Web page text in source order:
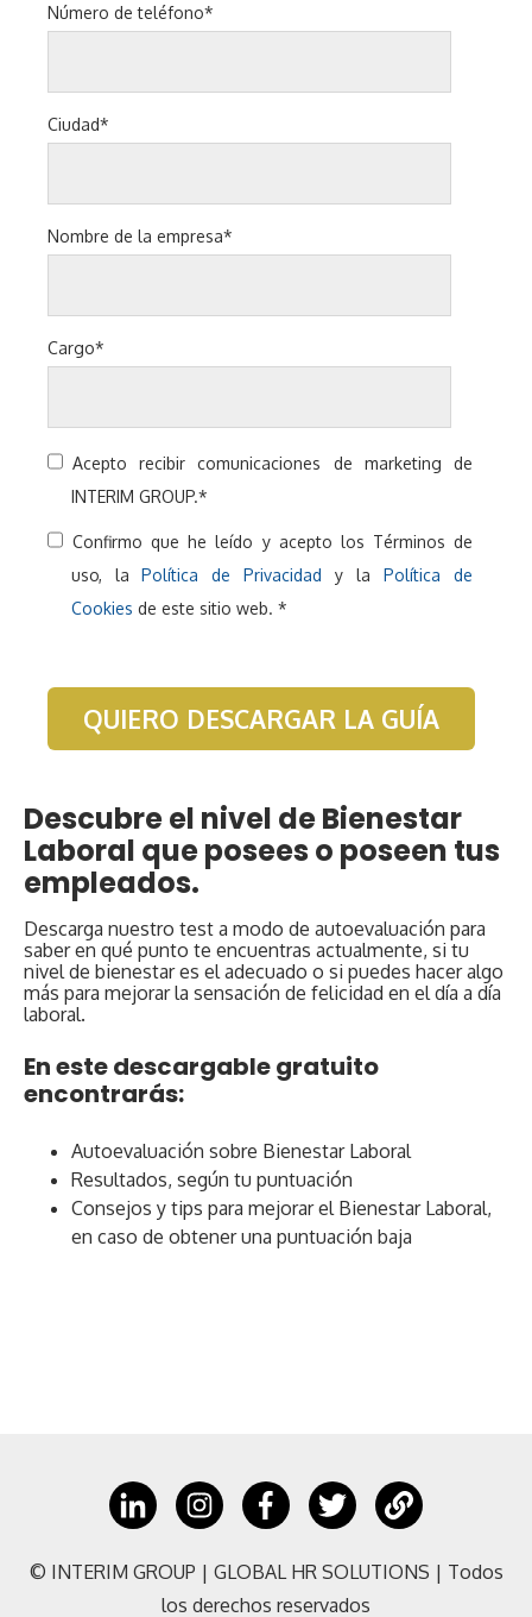
Número de teléfono*
Ciudad*
Nombre de la empresa*
Cargo*
Acepto recibir comunicaciones de marketing de
INTERIM GROUP.*
Confirmo que he leído y acepto los Términos de
uso, la Política de Privacidad y la Política de
Cookies de este sitio web. *
Descubre el nivel de Bienestar
Laboral que posees o poseen tus
empleados.
Descarga nuestro test a modo de autoevaluación para
saber en qué punto te encuentras actualmente, si tu
nivel de bienestar es el adecuado o si puedes hacer algo
más para mejorar la sensación de felicidad en el día a día
laboral.
En este descargable gratuito
encontrarás:
Autoevaluación sobre Bienestar Laboral
Resultados, según tu puntuación
Consejos y tips para mejorar el Bienestar Laboral,
en caso de obtener una puntuación baja
© INTERIM GROUP | GLOBAL HR SOLUTIONS | Todos
los derechos reservados